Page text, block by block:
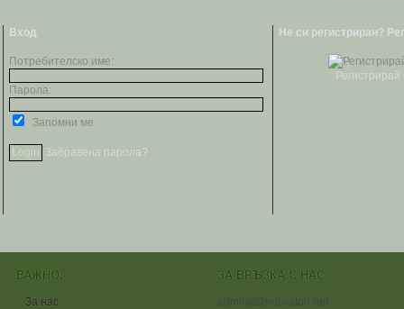
Вход
Потребителско име:
Парола:
Запомни ме
Забравена парола?
Не си регистриран?
Регистрирай
ВАЖНО:
За нас
ЗА ВРЪЗКА С НАС:
admin[at]motivatori.net